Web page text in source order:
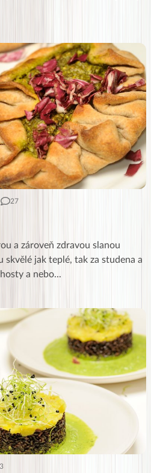
27
a zároveň zdravou slanou
jak teplé, tak za studena a
a nebo...
3